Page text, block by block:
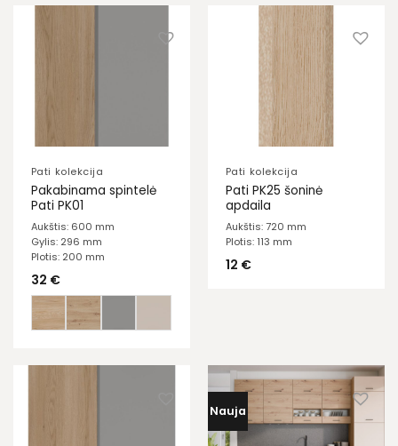
Pati kolekcija
Pakabinama spintelė
Pati PK01
Aukštis: 600 mm
Gylis: 296 mm
Plotis: 200 mm
32 €
Pati kolekcija
Pati PK25 šoninė
apdaila
Aukštis: 720 mm
Plotis: 113 mm
12 €
Nauja